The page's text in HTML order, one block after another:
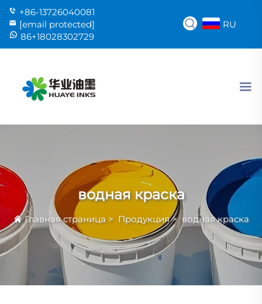
+86-13726040081
[email protected]
86+18028302729
RU
водная краска
Главная страница> Продукция>водная краска